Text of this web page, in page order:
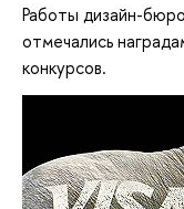
Работы дизайн-
отмечались
конкурсов.